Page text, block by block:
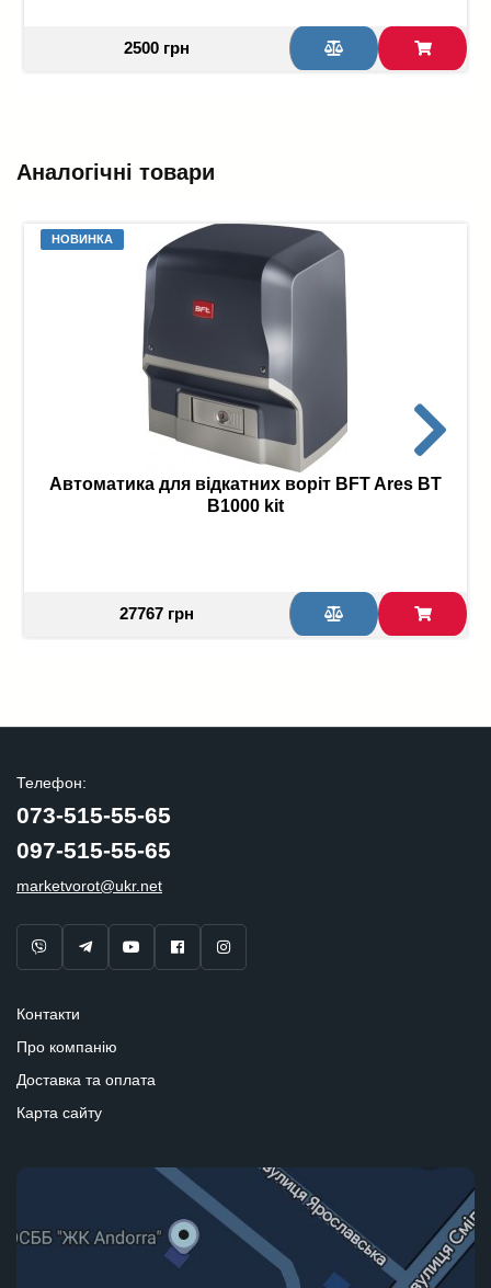
2500 грн
Аналогічні товари
НОВИНКА
Автоматика для відкатних воріт BFT Ares BT
B1000 kit
27767 грн
Телефон:
073-515-55-65
097-515-55-65
marketvorot@ukr.net
Контакти
Про компанію
Доставка та оплата
Карта сайту